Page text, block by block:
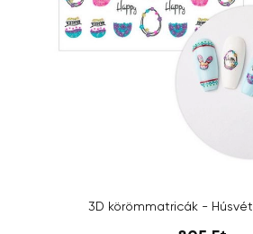
3D körömmatricák - Húsvéti